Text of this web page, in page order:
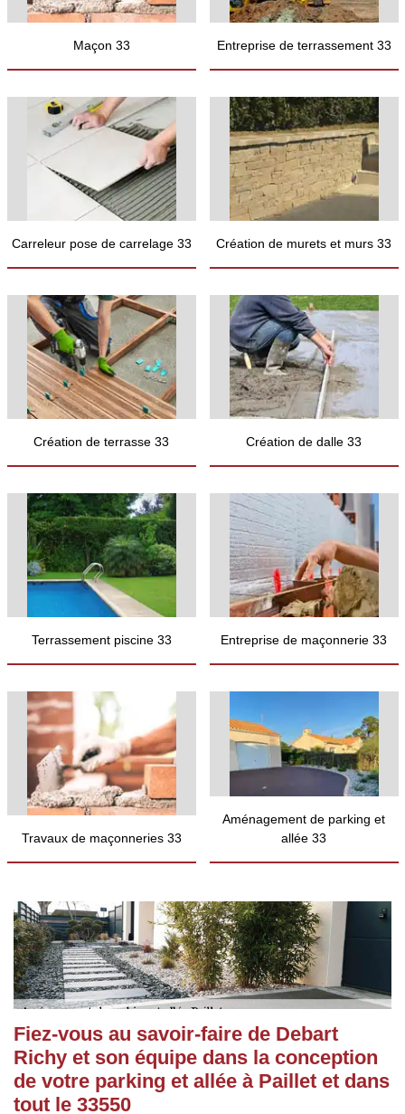
Maçon 33 Entreprise de terrassement 33
Carreleur pose de carrelage 33 Création de murets et murs 33
Création de terrasse 33 Création de dalle 33
Terrassement piscine 33 Entreprise de maçonnerie 33
Travaux de maçonneries 33
Aménagement de parking et
allée 33
Fiez-vous au savoir-faire de Debart
Richy et son équipe dans la conception
de votre parking et allée à Paillet et dans
tout le 33550